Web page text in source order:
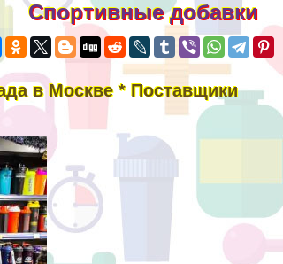
Спортивные добавки
в Москве * Поставщики